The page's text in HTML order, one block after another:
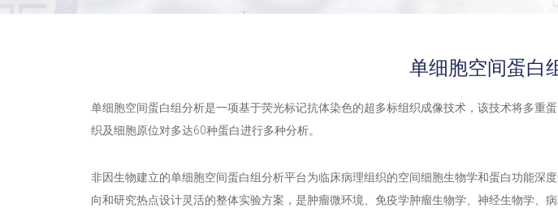
单细胞空间蛋白
单细胞空间蛋白组分析是一项基于荧光标记抗体染色的超多标组织成像技术，该技术将多
织及细胞原位对多达60种蛋白进行多种分析。
非因生物建立的单细胞空间蛋白组分析平台为临床病理组织的空间细胞生物学和蛋白功能
向和研究热点设计灵活的整体实验方案，是肿瘤微环境、免疫学肿瘤生物学、神经生物学、